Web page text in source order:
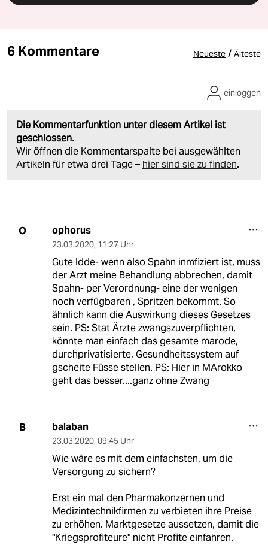
6 Kommentare Neueste / Älteste
Die Kommentarfunktion unter diesem Artikel ist
geschlossen.
Wir öffnen die Kommentarspalte bei ausgewählten
Artikeln für etwa drei Tage – hier sind sie zu finden.
einloggen
O ophorus
23.03.2020, 11:27 Uhr
Gute Idde- wenn also Spahn inmfiziert ist, muss
der Arzt meine Behandlung abbrechen, damit
Spahn- per Verordnung- eine der wenigen
noch verfügbaren , Spritzen bekommt. So
ähnlich kann die Auswirkung dieses Gesetzes
sein. PS: Stat Ärzte zwangszuverpflichten,
könnte man einfach das gesamte marode,
durchprivatisierte, Gesundheitssystem auf
gscheite Füsse stellen. PS: Hier in MArokko
geht das besser....ganz ohne Zwang
B balaban
23.03.2020, 09:45 Uhr
Wie wäre es mit dem einfachsten, um die
Versorgung zu sichern?
Erst ein mal den Pharmakonzernen und
Medizintechnikfirmen zu verbieten ihre Preise
zu erhöhen. Marktgesetze aussetzen, damit die
"Kriegsprofiteure" nicht Profite einfahren.